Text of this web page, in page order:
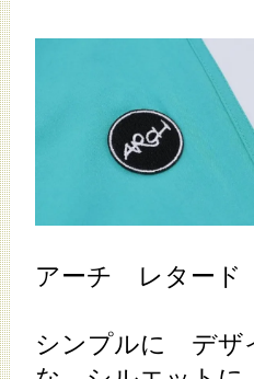
アーチ レター
シンプルに デザ